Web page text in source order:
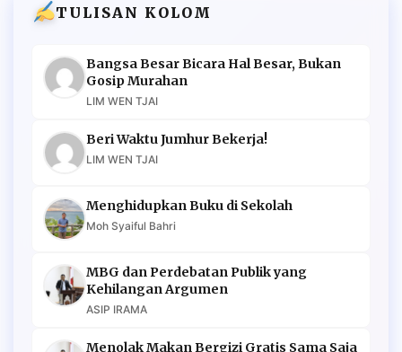
TULISAN KOLOM
Bangsa Besar Bicara Hal Besar, Bukan
Gosip Murahan
LIM WEN TJAI
Beri Waktu Jumhur Bekerja!
LIM WEN TJAI
Menghidupkan Buku di Sekolah
Moh Syaiful Bahri
MBG dan Perdebatan Publik yang
Kehilangan Argumen
ASIP IRAMA
Menolak Makan Bergizi Gratis Sama Saja